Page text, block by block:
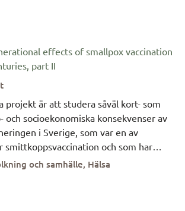
effects of smallpox vaccination
part II
projekt är att studera såväl kort- som
och socioekonomiska konsekvenser av
i Sverige, som var en av
smittkoppsvaccination och som har
på individnivå för denna form av
studie kommer data från databasen
POPUM är en befolkningsdatabas
och samhälle, Hälsa